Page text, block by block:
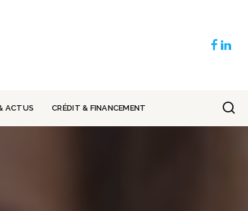
ACTUS CRÉDIT & FINANCEMENT